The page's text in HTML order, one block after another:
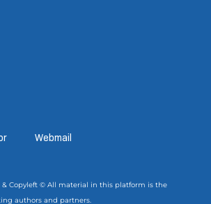
Webmail
& Copyleft © All material in this platform is the
authors and partners.